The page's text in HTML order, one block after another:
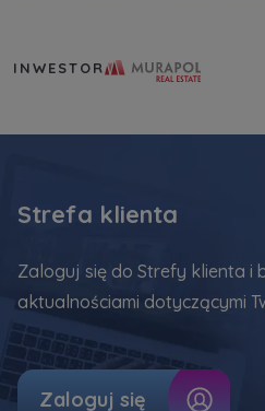
INWESTOR Murapol
Strefa klienta
Zaloguj się do Strefy klienta i
aktualnościami dotyczącymi
Zaloguj się